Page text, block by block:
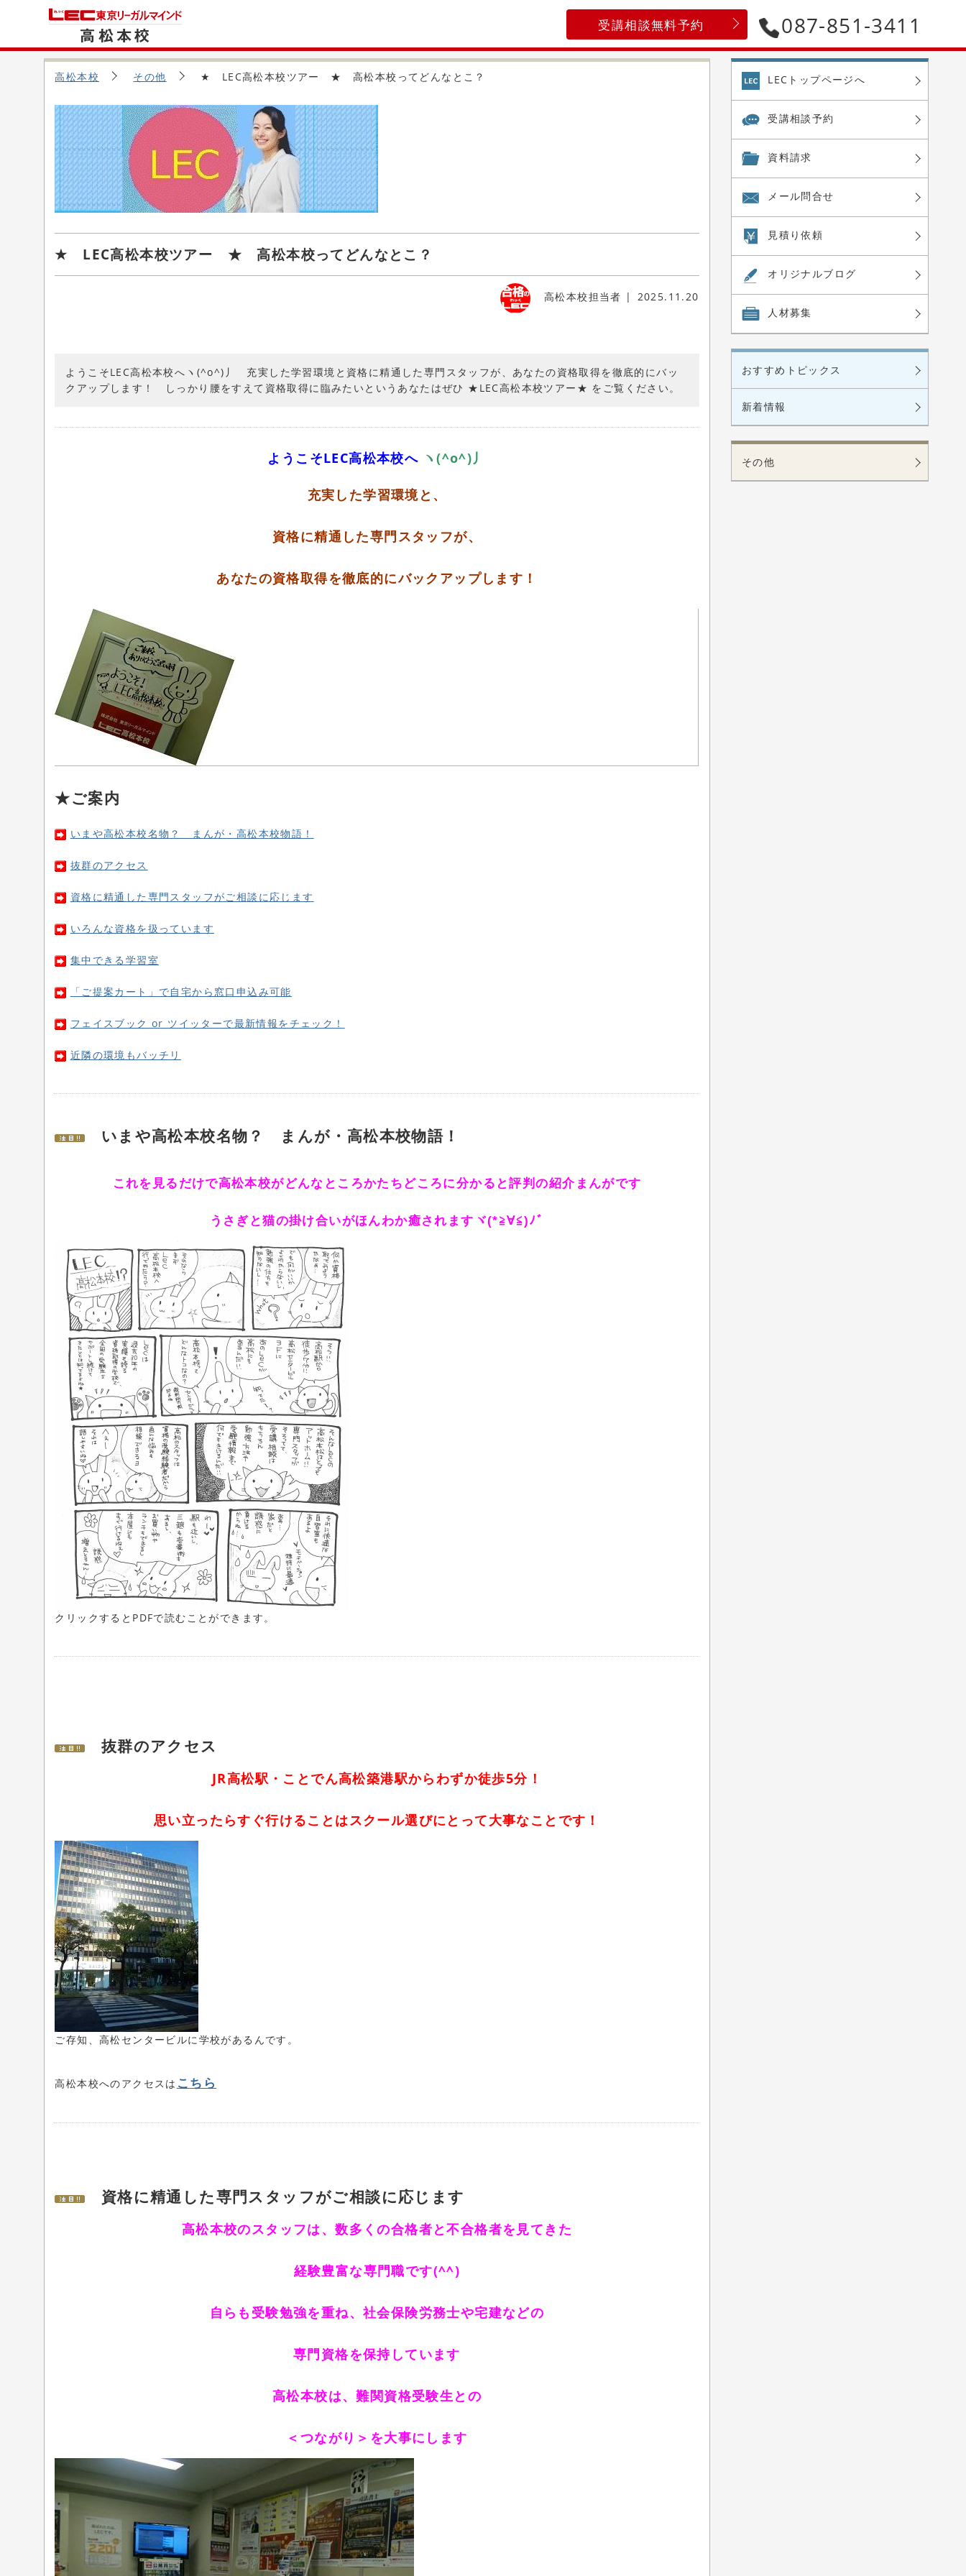
087-851-3411
受講相談無料予約
高松本校 その他 ★ LEC高松本校ツアー ★ 高松本校ってどんなとこ？
★ LEC高松本校ツアー ★ 高松本校ってどんなとこ？
高松本校担当者 2025.11.20
ようこそLEC高松本校へヽ(^o^)丿 充実した学習環境と資格に精通した専門スタッフが、あなたの資格取得を徹底的にバッ
クアップします！ しっかり腰をすえて資格取得に臨みたいというあなたはぜひ ★LEC高松本校ツアー★ をご覧ください。
ようこそLEC高松本校へ ヽ(^o^)丿
充実した学習環境と、
資格に精通した専門スタッフが、
あなたの資格取得を徹底的にバックアップします！
★ご案内
いまや高松本校名物？ まんが・高松本校物語！
抜群のアクセス
資格に精通した専門スタッフがご相談に応じます
いろんな資格を扱っています
集中できる学習室
「ご提案カート」で自宅から窓口申込み可能
フェイスブック or ツイッターで最新情報をチェック！
近隣の環境もバッチリ
いまや高松本校名物？ まんが・高松本校物語！
これを見るだけで高松本校がどんなところかたちどころに分かると評判の紹介まんがです
うさぎと猫の掛け合いがほんわか癒されます ヾ(*≧∀≦)ﾉﾞ
クリックするとPDFで読むことができます。
抜群のアクセス
JR高松駅・ことでん高松築港駅からわずか徒歩5分！
思い立ったらすぐ行けることはスクール選びにとって大事なことです！
ご存知、高松センタービルに学校があるんです。
高松本校へのアクセスは こちら
資格に精通した専門スタッフがご相談に応じます
高松本校のスタッフは、数多くの合格者と不合格者を見てきた
経験豊富な専門職です(^^)
自らも受験勉強を重ね、社会保険労務士や宅建などの
専門資格を保持しています
高松本校は、難関資格受験生との
＜つながり＞を大事にします
LECトップページへ
受講相談予約
資料請求
メール問合せ
見積り依頼
オリジナルブログ
人材募集
おすすめトピックス
新着情報
その他